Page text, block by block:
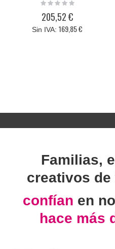
Rating:
205,52 €
169,85 €
Familias,
creativos de
confían en
hace más